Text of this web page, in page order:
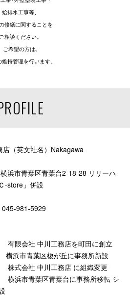
給排水工事等、
修繕に関することを
ご相談ください。
ご希望の方は､
持管理を行います。
（英文社名）Nakagawa
浜市青葉区青葉台2-18-28 リリーハ
-store」併設
981-5929
限会社 中川工務店を町田に創立
浜市青葉区榎が丘に事務所新設
式会社 中川工務店 に組織変更
浜市青葉区青葉台に事務所移転 シ